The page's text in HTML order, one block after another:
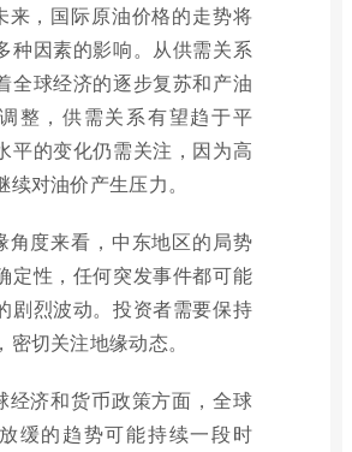
来，国际原油价格的走势将
种因素的影响。从供需关系
全球经济的逐步复苏和产油
整，供需关系有望趋于平
平的变化仍需关注，因为高
续对油价产生压力。
角度来看，中东地区的局势
定性，任何突发事件都可能
剧烈波动。投资者需要保持
切关注地缘动态。
经济和货币政策方面，全球
缓的趋势可能持续一段时